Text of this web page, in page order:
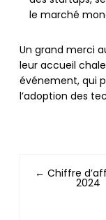
le marché
Un grand merci
leur accueil
événement, qui
l’adoption des
← Chiffre
2024